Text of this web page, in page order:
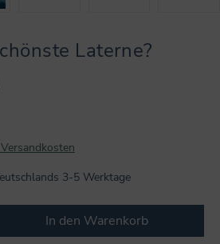
Laterne?
3-5 Werktage
Gib den gewünschten
In den Warenkorb